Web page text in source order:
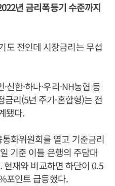
년 금리폭등기 수준까지
도 전인데 시장금리는 무섭
한·하나·우리·NH농협 등
리(5년 주기·혼합형)는 전
됐다.
화위원회를 열고 기준금리
기준 이들 은행의 주담대
재와 비교하면 하단이 0.5
포인트 급등했다.